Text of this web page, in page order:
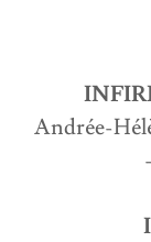
Andrée-